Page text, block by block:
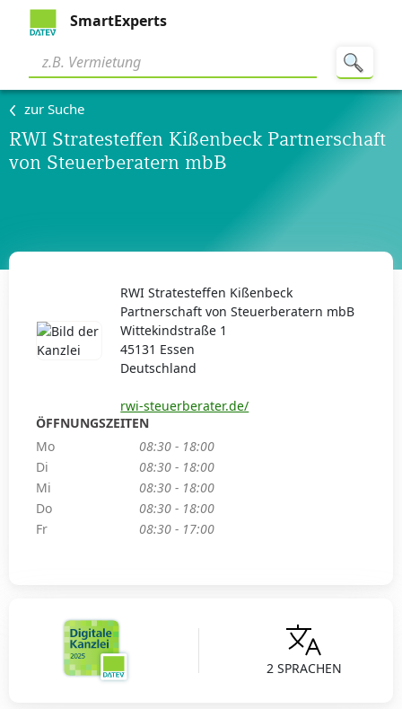
SmartExperts
zur Suche
RWI Stratesteffen Kißenbeck Partnerschaft
von Steuerberatern mbB
2 SPRACHEN
RWI Stratesteffen Kißenbeck
Partnerschaft von Steuerberatern mbB
Wittekindstraße 1
45131 Essen
Deutschland
rwi-steuerberater.de/
ÖFFNUNGSZEITEN
Mo
08:30 - 18:00
Di
08:30 - 18:00
Mi
08:30 - 18:00
Do
08:30 - 18:00
Fr
08:30 - 17:00